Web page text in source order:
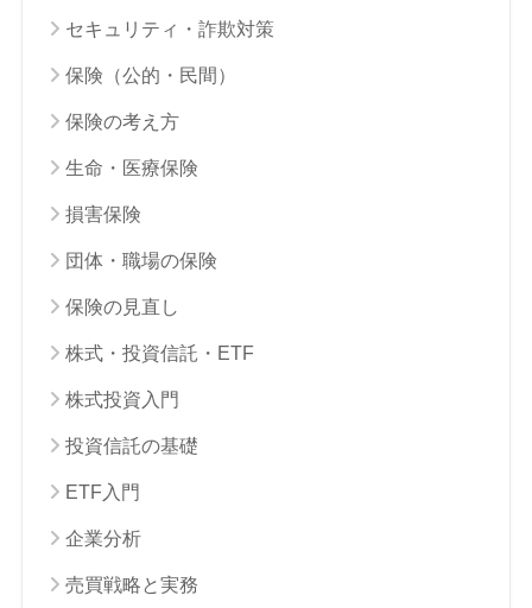
セキュリティ・詐欺対策
保険（公的・民間）
保険の考え方
生命・医療保険
損害保険
団体・職場の保険
保険の見直し
株式・投資信託・ETF
株式投資入門
投資信託の基礎
ETF入門
企業分析
売買戦略と実務